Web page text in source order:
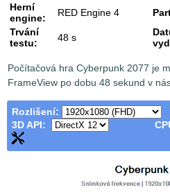
Herní
engine:
RED Engine 4
Trvání
testu:
48 s
Počítačová hra Cyberpunk 2077 je
FrameView po dobu 48 sekund v
Rozlišení:
3D API: